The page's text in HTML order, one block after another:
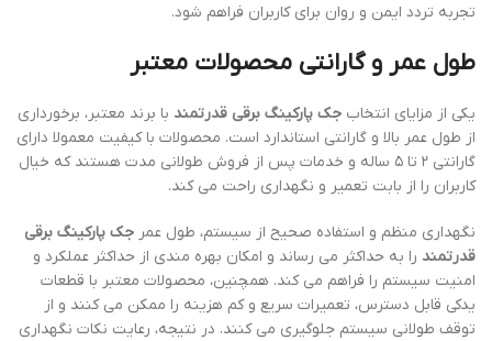
تجربه تردد ایمن و روان برای کاربران فراهم شود.
طول عمر و گارانتی محصولات معتبر
یکی از مزایای انتخاب جک پارکینگ برقی قدرتمند با برند معتبر، برخورداری
از طول عمر بالا و گارانتی استاندارد است. محصولات با کیفیت معمولا دارای
گارانتی ۲ تا ۵ ساله و خدمات پس از فروش طولانی مدت هستند که خیال
کاربران را از بابت تعمیر و نگهداری راحت می کند.
نگهداری منظم و استفاده صحیح از سیستم، طول عمر جک پارکینگ برقی
قدرتمند را به حداکثر می رساند و امکان بهره مندی از حداکثر عملکرد و
امنیت سیستم را فراهم می کند. همچنین، محصولات معتبر با قطعات
یدکی قابل دسترس، تعمیرات سریع و کم هزینه را ممکن می کنند و از
توقف طولانی سیستم جلوگیری می کنند. در نتیجه، رعایت نکات نگهداری